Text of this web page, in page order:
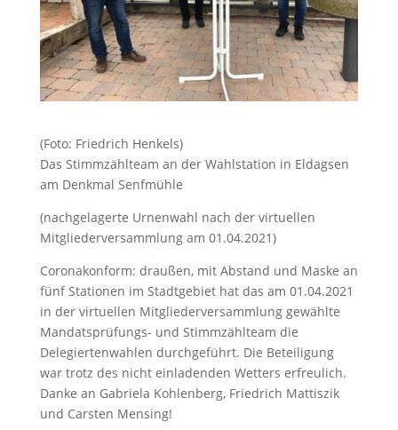
(Foto: Friedrich Henkels)
Das Stimmzählteam an der Wahlstation in Eldagsen
am Denkmal Senfmühle
(nachgelagerte Urnenwahl nach der virtuellen
Mitgliederversammlung am 01.04.2021)
Coronakonform: draußen, mit Abstand und Maske an
fünf Stationen im Stadtgebiet hat das am 01.04.2021
in der virtuellen Mitgliederversammlung gewählte
Mandatsprüfungs- und Stimmzählteam die
Delegiertenwahlen durchgeführt. Die Beteiligung
war trotz des nicht einladenden Wetters erfreulich.
Danke an Gabriela Kohlenberg, Friedrich Mattiszik
und Carsten Mensing!